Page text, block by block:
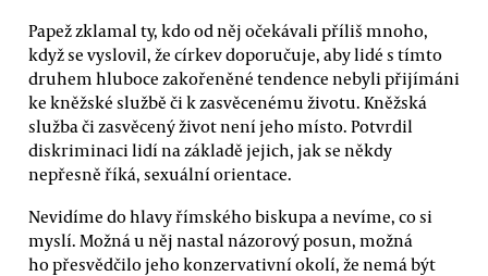
Papež zklamal ty, kdo od něj očekávali příliš mnoho,
když se vyslovil, že církev doporučuje, aby lidé s tímto
druhem hluboce zakořeněné tendence nebyli přijímáni
ke kněžské službě či k zasvěcenému životu. Kněžská
služba či zasvěcený život není jeho místo. Potvrdil
diskriminaci lidí na základě jejich, jak se někdy
nepřesně říká, sexuální orientace.
Nevidíme do hlavy římského biskupa a nevíme, co si
myslí. Možná u něj nastal názorový posun, možná
ho přesvědčilo jeho konzervativní okolí, že nemá být